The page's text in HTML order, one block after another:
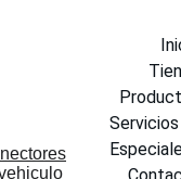
Servicios